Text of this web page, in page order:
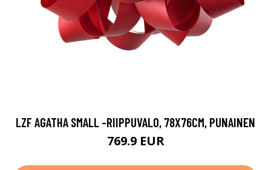
LZF AGATHA SMALL -RIIPPUVALO, 78X76CM, PUNAINEN
769.9 EUR